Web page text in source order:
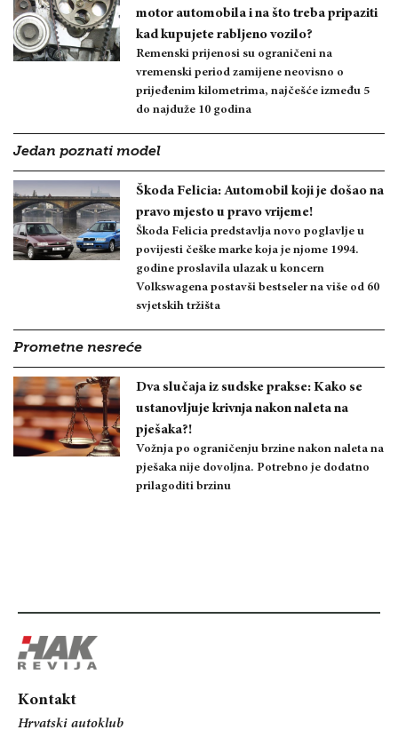
motor automobila i na što treba pripaziti
kad kupujete rabljeno vozilo?
Remenski prijenosi su ograničeni na
vremenski period zamijene neovisno o
prijeđenim kilometrima, najčešće između 5
do najduže 10 godina
Jedan poznati model
Škoda Felicia: Automobil koji je došao na
pravo mjesto u pravo vrijeme!
Škoda Felicia predstavlja novo poglavlje u
povijesti češke marke koja je njome 1994.
godine proslavila ulazak u koncern
Volkswagena postavši bestseler na više od 60
svjetskih tržišta
Prometne nesreće
Dva slučaja iz sudske prakse: Kako se
ustanovljuje krivnja nakon naleta na
pješaka?!
Vožnja po ograničenju brzine nakon naleta na
pješaka nije dovoljna. Potrebno je dodatno
prilagoditi brzinu
Kontakt
Hrvatski autoklub